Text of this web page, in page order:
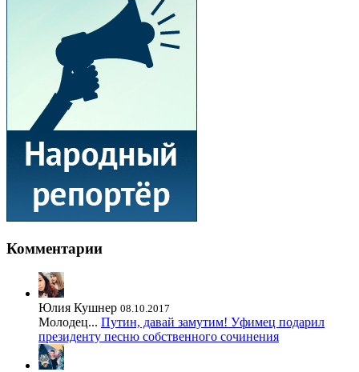
Комментарии
Юлия Кушнер 08.10.2017
Молодец... Путин, давай замутим! Уфимец подарил
президенту песню собственного сочинения